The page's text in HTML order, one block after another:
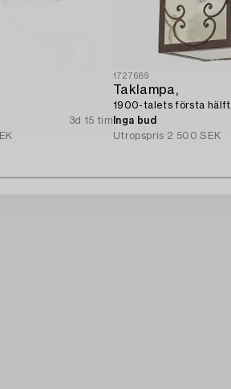
3d 15 tim
1727689
Taklampa,
1900-talets första hälft.
Inga bud
Utropspris 2 500 SEK